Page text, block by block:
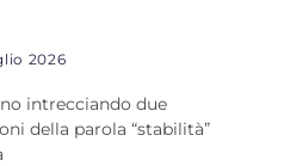
2026
intrecciando due
della parola “stabilità”